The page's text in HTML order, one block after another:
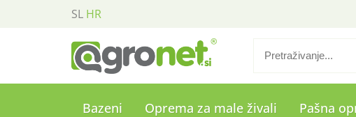
SL HR
Bazeni Oprema za male živali Pašna